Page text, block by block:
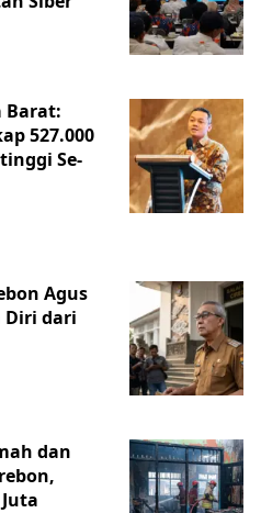
Barat:
527.000
Se-
Agus
Diri dari
dan